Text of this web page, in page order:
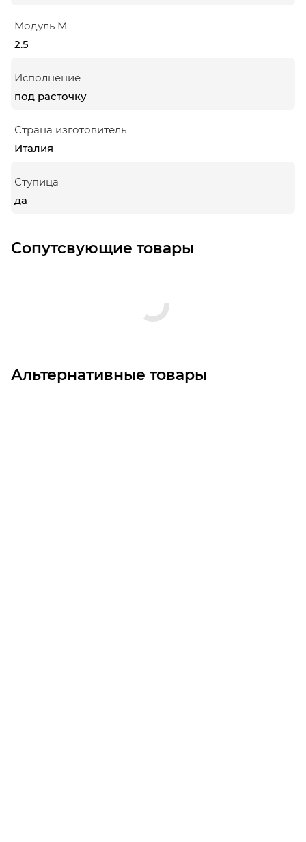
Модуль М
2.5
Исполнение
под расточку
Страна изготовитель
Италия
Ступица
да
Сопутсвующие товары
Альтернативные товары